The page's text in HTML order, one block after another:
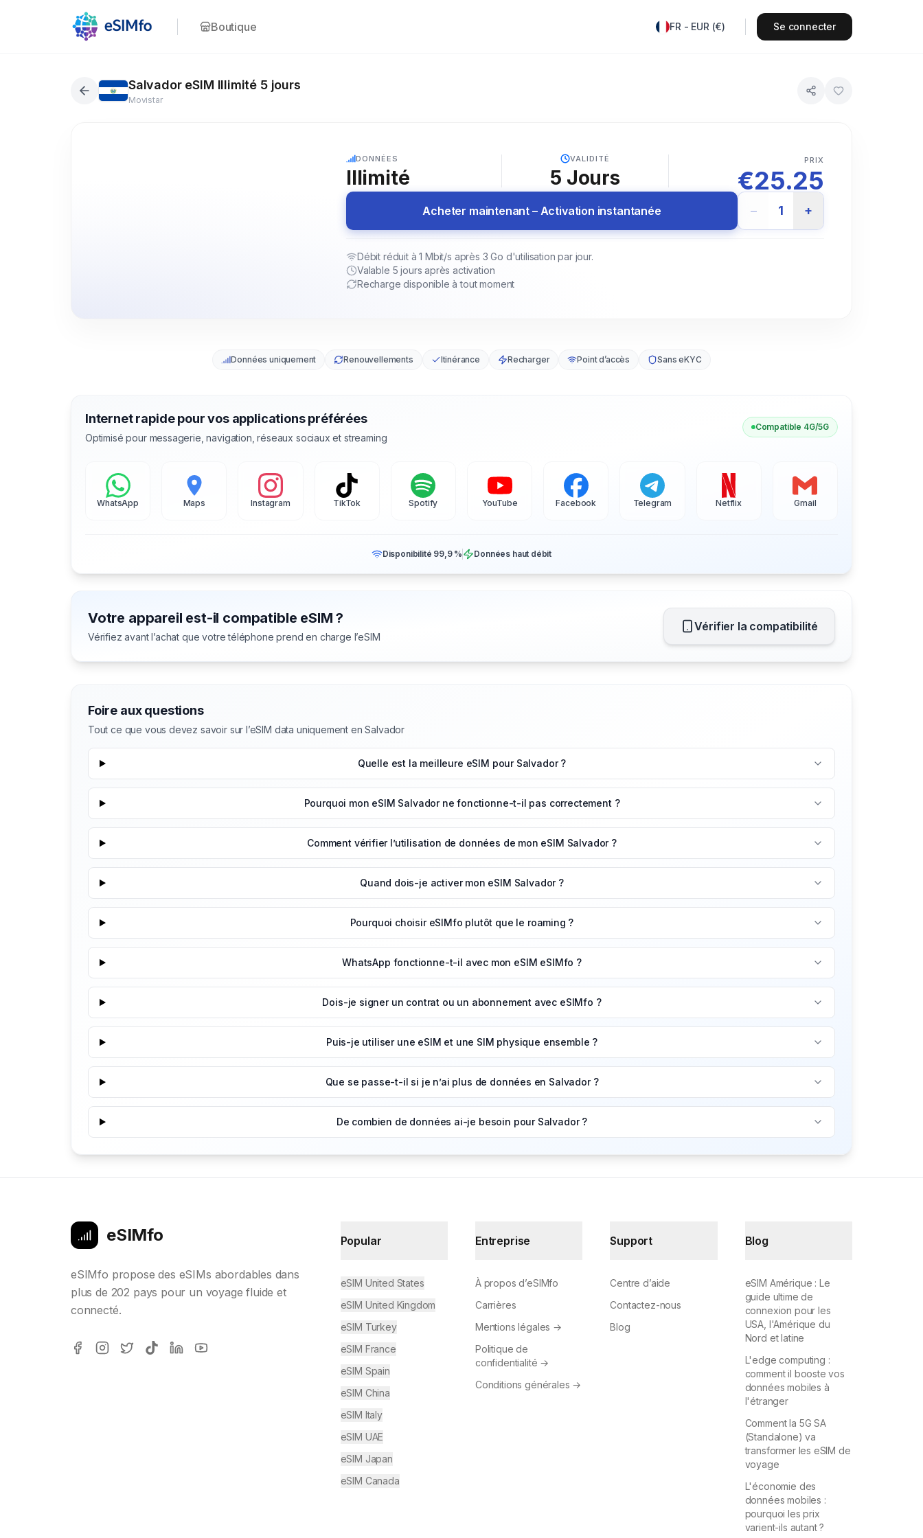
Boutique FR - EUR (€) Se connecter
Salvador eSIM Illimité 5 jours
Movistar
DONNÉES
Illimité
VALIDITÉ
5 Jours
PRIX
€25.25
Acheter maintenant – Activation instantanée − 1 +
Débit réduit à 1 Mbit/s après 3 Go d'utilisation par jour.
Valable 5 jours après activation
Recharge disponible à tout moment
Données uniquement Renouvellements Itinérance Recharger Point d’accès Sans eKYC
Internet rapide pour vos applications préférées
Optimisé pour messagerie, navigation, réseaux sociaux et streaming
Compatible 4G/5G
WhatsApp Maps Instagram TikTok Spotify YouTube Facebook Telegram Netflix Gmail
Disponibilité 99,9 % Données haut débit
Votre appareil est-il compatible eSIM ?
Vérifiez avant l’achat que votre téléphone prend en charge l’eSIM
Vérifier la compatibilité
Foire aux questions
Tout ce que vous devez savoir sur l’eSIM data uniquement en Salvador
Quelle est la meilleure eSIM pour Salvador ?
Pourquoi mon eSIM Salvador ne fonctionne-t-il pas correctement ?
Comment vérifier l’utilisation de données de mon eSIM Salvador ?
Quand dois-je activer mon eSIM Salvador ?
Pourquoi choisir eSIMfo plutôt que le roaming ?
WhatsApp fonctionne-t-il avec mon eSIM eSIMfo ?
Dois-je signer un contrat ou un abonnement avec eSIMfo ?
Puis-je utiliser une eSIM et une SIM physique ensemble ?
Que se passe-t-il si je n’ai plus de données en Salvador ?
De combien de données ai-je besoin pour Salvador ?
eSIMfo
eSIMfo propose des eSIMs abordables dans
plus de 202 pays pour un voyage fluide et
connecté.
Popular
eSIM United States
eSIM United Kingdom
eSIM Turkey
eSIM France
eSIM Spain
eSIM China
eSIM Italy
eSIM UAE
eSIM Japan
eSIM Canada
Entreprise
À propos d’eSIMfo
Carrières
Mentions légales →
Politique de
confidentialité →
Conditions générales →
Support
Centre d’aide
Contactez-nous
Blog
Blog
eSIM Amérique : Le
guide ultime de
connexion pour les
USA, l'Amérique du
Nord et latine
L'edge computing :
comment il booste vos
données mobiles à
l'étranger
Comment la 5G SA
(Standalone) va
transformer les eSIM de
voyage
L'économie des
données mobiles :
pourquoi les prix
varient-ils autant ?